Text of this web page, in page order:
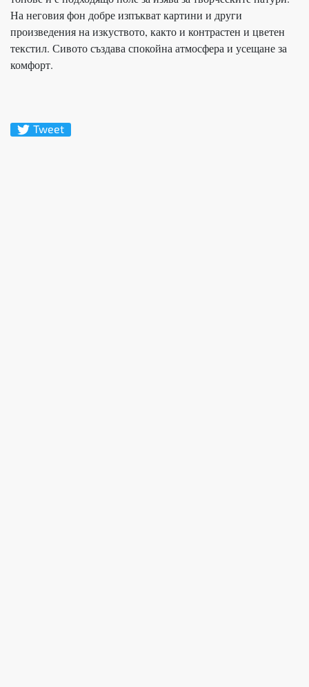
На неговия фон добре изпъкват картини и други
произведения на изкуството, както и контрастен и цветен
текстил. Сивото създава спокойна атмосфера и усещане за
комфорт.
Tweet